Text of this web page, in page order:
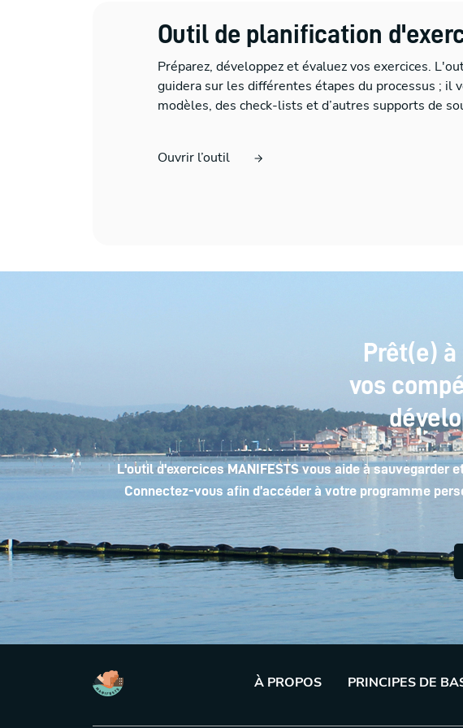
Outil de planification
Préparez, développez et évaluez vos exercices.
guidera sur les différentes étapes du processus ; il
modèles, des check-lists et d’autres supports de
Ouvrir l’outil
Prêt(e)
vos
L'outil d'exercices MANIFESTS vous aide à
Connectez-vous afin d’accéder à votre programme
À PROPOS PRINCIPES DE